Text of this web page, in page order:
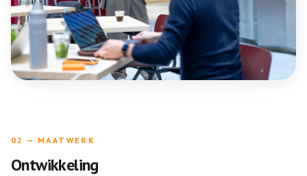
02 — MAATWERK
Ontwikkeling